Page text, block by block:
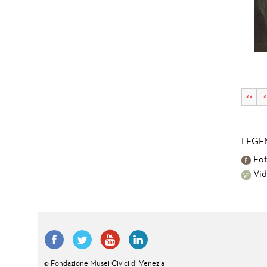
<< <
© Fondazione Musei Civici di Venezia